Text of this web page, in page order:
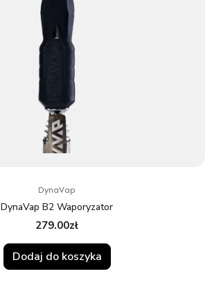
DynaVap
DynaVap B2 Waporyzator
279.00zł
Dodaj do koszyka